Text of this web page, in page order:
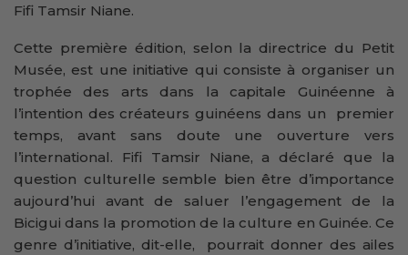
Fifi Tamsir Niane.
Cette première édition, selon la directrice du Petit
Musée, est une initiative qui consiste à organiser un
trophée des arts dans la capitale Guinéenne à
l’intention des créateurs guinéens dans un premier
temps, avant sans doute une ouverture vers
l’international. Fifi Tamsir Niane, a déclaré que la
question culturelle semble bien être d’importance
aujourd’hui avant de saluer l’engagement de la
Bicigui dans la promotion de la culture en Guinée. Ce
genre d’initiative, dit-elle, pourrait donner des ailes